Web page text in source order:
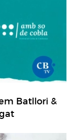
Batllori &